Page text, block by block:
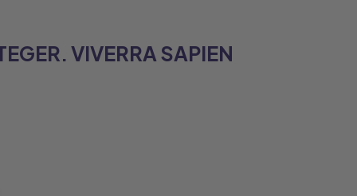
VIVERRA SAPIEN